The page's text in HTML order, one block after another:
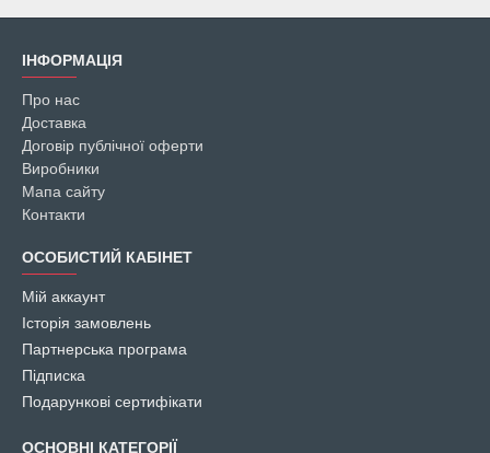
ІНФОРМАЦІЯ
Про нас
Доставка
Договір публічної оферти
Виробники
Мапа сайту
Контакти
ОСОБИСТИЙ КАБІНЕТ
Мій аккаунт
Історія замовлень
Партнерська програма
Підписка
Подарункові сертифікати
ОСНОВНІ КАТЕГОРІЇ